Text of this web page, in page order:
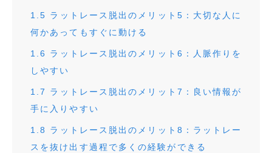
1.5 ラットレース脱出のメリット5：大切な人に
何かあってもすぐに動ける
1.6
ラットレース脱出のメリット6：人脈作りを
しやすい
1.7
ラットレース脱出のメリット7：良い情報が
手に入りやすい
1.8
ラットレース脱出のメリット8：ラットレー
スを抜け出す過程で多くの経験ができる